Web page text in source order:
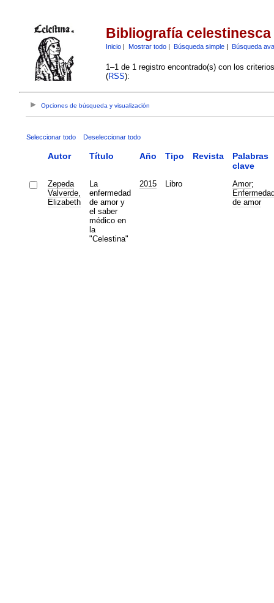
Bibliografía celestinesca
Inicio| Mostrar todo| Búsqueda simple| Búsqueda
1–1 de 1 registro encontrado(s) con los
(RSS):
Opciones de búsqueda y visualización
Seleccionar todo Deseleccionar todo
Autor Título Año Tipo Revista
Palabras
clave
Zepeda
Valverde,
Elizabeth
La
enfermedad
de amor y
el saber
médico en
la
"Celestina"
2015 Libro Amor;
de amor